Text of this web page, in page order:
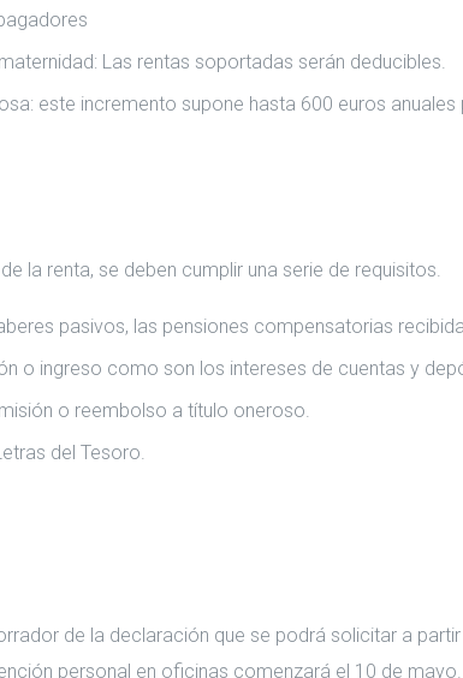
Las rentas soportadas serán deducibles.
este incremento supone hasta 600 euros
la renta, se deben cumplir una serie de requisitos.
pasivos, las pensiones compensatorias
o ingreso como son los intereses de cuentas y
o reembolso a título oneroso.
del Tesoro.
de la declaración que se podrá solicitar a
personal en oficinas comenzará el 10 de mayo.